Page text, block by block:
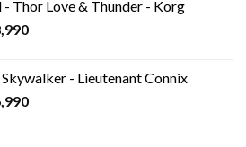
Thor Love & Thunder - Korg
El
es:
$8,990.
- Lieutenant Connix
El